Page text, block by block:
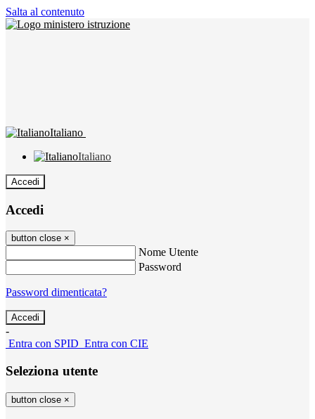
Salta al contenuto
Italiano
Italiano
Accedi
Accedi
button close ×
Nome Utente
Password
Password dimenticata?
-
Entra con SPID Entra con CIE
Seleziona utente
button close ×